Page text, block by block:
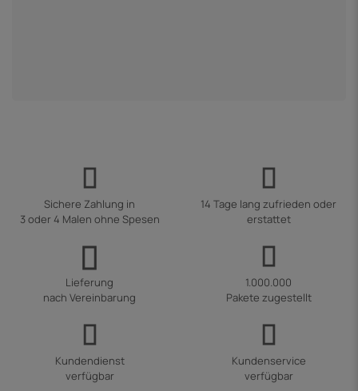
Sichere Zahlung in
3 oder 4 Malen ohne Spesen
14 Tage lang zufrieden oder
erstattet
Lieferung
nach Vereinbarung
1.000.000
Pakete zugestellt
Kundendienst
verfügbar
Kundenservice
verfügbar